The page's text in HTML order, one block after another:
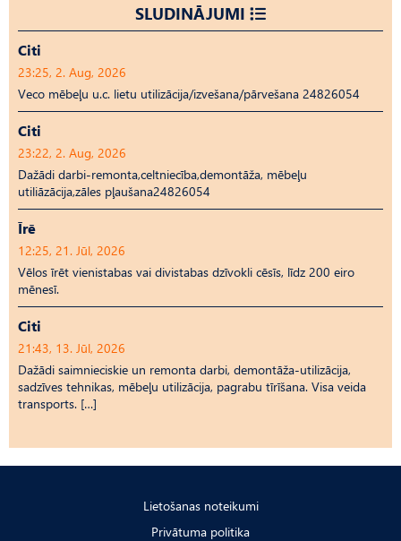
SLUDINĀJUMI
Citi
23:25, 2. Aug, 2026
Veco mēbeļu u.c. lietu utilizācija/izvešana/pārvešana 24826054
Citi
23:22, 2. Aug, 2026
Dažādi darbi-remonta,celtniecība,demontāža, mēbeļu
utiliāzācija,zāles pļaušana24826054
Īrē
12:25, 21. Jūl, 2026
Vēlos īrēt vienistabas vai divistabas dzīvokli cēsīs, līdz 200 eiro
mēnesī.
Citi
21:43, 13. Jūl, 2026
Dažādi saimnieciskie un remonta darbi, demontāža-utilizācija,
sadzīves tehnikas, mēbeļu utilizācija, pagrabu tīrīšana. Visa veida
transports. […]
Lietošanas noteikumi
Privātuma politika